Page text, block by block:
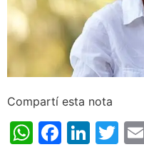
Compartí esta nota
WhatsApp